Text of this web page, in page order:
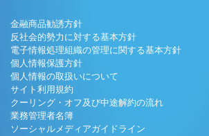
金融商品勧誘方針
反社会的勢力に対する基本方針
電子情報処理組織の管理に関する基本方針
個人情報保護方針
個人情報の取扱いについて
サイト利用規約
クーリング・オフ及び中途解約の流れ
業務管理者名簿
ソーシャルメディアガイドライン